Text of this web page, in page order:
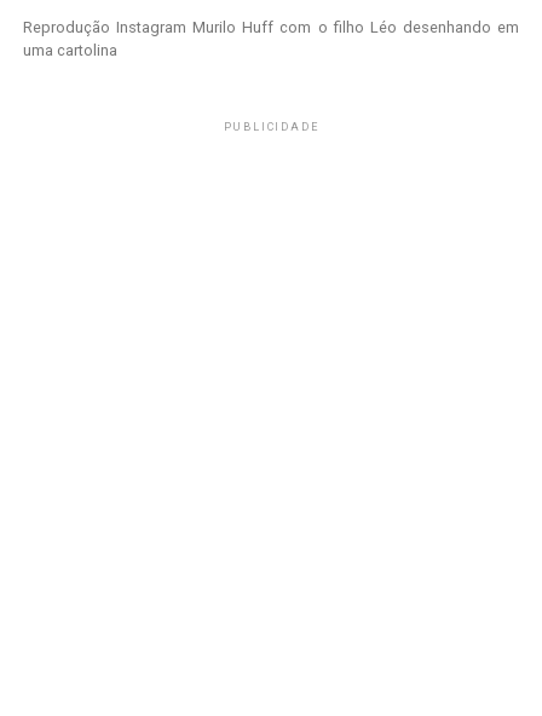
Reprodução Instagram Murilo Huff com o filho Léo desenhando em
uma cartolina
PUBLICIDADE